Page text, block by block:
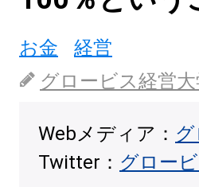
お金
経営
グロービス経営
Webメディア：
Twitter： グロー